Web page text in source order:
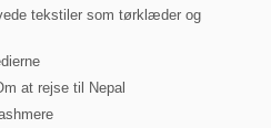
tekstiler som tørklæder og
at rejse til Nepal